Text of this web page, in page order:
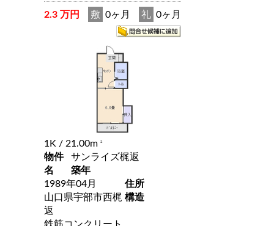
2.3 万円 敷 0ヶ月 礼 0ヶ月
1K / 21.00m 2
物件
名
サンライズ梶返
築年
1989年04月
住所
山口県宇部市西梶
返
構造
鉄筋コンクリート